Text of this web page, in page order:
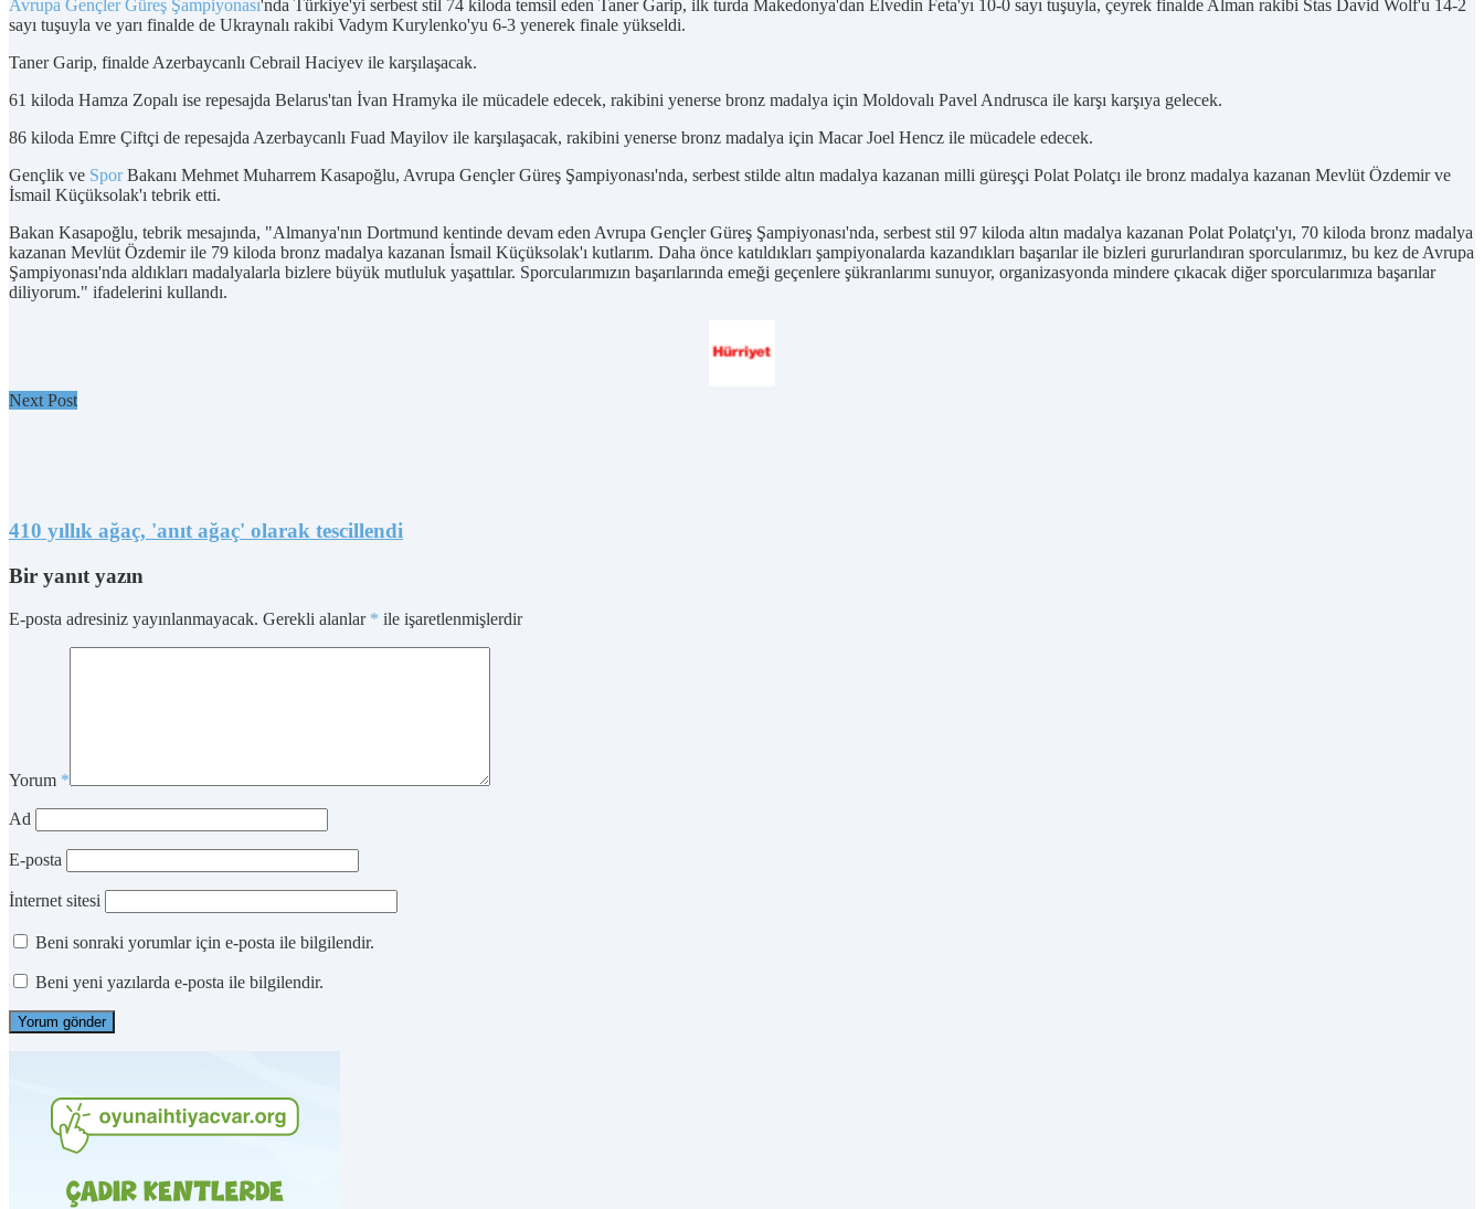
Avrupa Gençler Güreş Şampiyonası'nda Türkiye'yi serbest stil 74 kiloda temsil eden Taner Garip, ilk turda Makedonya'dan Elvedin Feta'yı 10-0 sayı tuşuyla, çeyrek finalde Alman rakibi Stas David Wolf'u 14-2
sayı tuşuyla ve yarı finalde de Ukraynalı rakibi Vadym Kurylenko'yu 6-3 yenerek finale yükseldi.
Taner Garip, finalde Azerbaycanlı Cebrail Haciyev ile karşılaşacak.
61 kiloda Hamza Zopalı ise repesajda Belarus'tan İvan Hramyka ile mücadele edecek, rakibini yenerse bronz madalya için Moldovalı Pavel Andrusca ile karşı karşıya gelecek.
86 kiloda Emre Çiftçi de repesajda Azerbaycanlı Fuad Mayilov ile karşılaşacak, rakibini yenerse bronz madalya için Macar Joel Hencz ile mücadele edecek.
Gençlik ve SporBakanı Mehmet Muharrem Kasapoğlu, Avrupa Gençler Güreş Şampiyonası'nda, serbest stilde altın madalya kazanan milli güreşçi Polat Polatçı ile bronz madalya kazanan Mevlüt Özdemir ve
İsmail Küçüksolak'ı tebrik etti.
Bakan Kasapoğlu, tebrik mesajında, "Almanya'nın Dortmund kentinde devam eden Avrupa Gençler Güreş Şampiyonası'nda, serbest stil 97 kiloda altın madalya kazanan Polat Polatçı'yı, 70 kiloda bronz madalya
kazanan Mevlüt Özdemir ile 79 kiloda bronz madalya kazanan İsmail Küçüksolak'ı kutlarım. Daha önce katıldıkları şampiyonalarda kazandıkları başarılar ile bizleri gururlandıran sporcularımız, bu kez de Avrupa
Şampiyonası'nda aldıkları madalyalarla bizlere büyük mutluluk yaşattılar. Sporcularımızın başarılarında emeği geçenlere şükranlarımı sunuyor, organizasyonda mindere çıkacak diğer sporcularımıza başarılar
diliyorum." ifadelerini kullandı.
Next Post
410 yıllık ağaç, 'anıt ağaç' olarak tescillendi
Bir yanıt yazın
E-posta adresiniz yayınlanmayacak. Gerekli alanlar * ile işaretlenmişlerdir
Yorum *
Ad
E-posta
İnternet sitesi
Beni sonraki yorumlar için e-posta ile bilgilendir.
Beni yeni yazılarda e-posta ile bilgilendir.